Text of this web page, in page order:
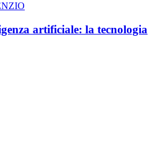
artificiale: la tecnologia